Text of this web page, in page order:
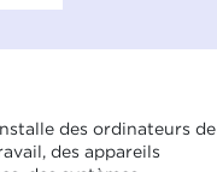
des ordinateurs de
des appareils